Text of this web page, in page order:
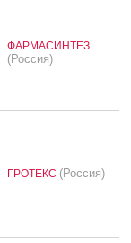
ФАРМАСИНТЕЗ
(Россия)
ГРОТЕКС (Россия)